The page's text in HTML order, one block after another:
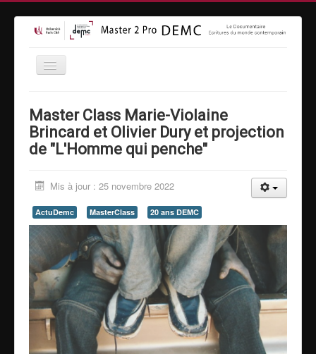
Formation
Inscriptions
Vidéothèque
MasterClass
Moyens techniques
Espace entreprises
Contact
Master Class Marie-Violaine
Brincard et Olivier Dury et projection
de "L'Homme qui penche"
Mis à jour : 25 novembre 2022
ActuDemc MasterClass 20 ans DEMC